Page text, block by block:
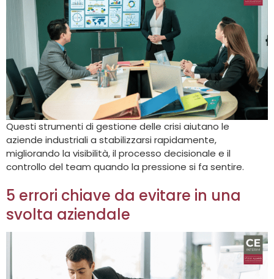
Questi strumenti di gestione delle crisi aiutano le
aziende industriali a stabilizzarsi rapidamente,
migliorando la visibilità, il processo decisionale e il
controllo del team quando la pressione si fa sentire.
5 errori chiave da evitare in una
svolta aziendale